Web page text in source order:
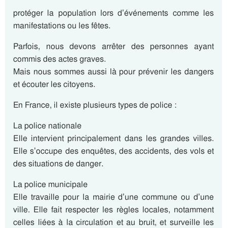
protéger la population lors d’événements comme les
manifestations ou les fêtes.
Parfois, nous devons arrêter des personnes ayant
commis des actes graves.
Mais nous sommes aussi là pour prévenir les dangers
et écouter les citoyens.
En France, il existe plusieurs types de police :
La police nationale
Elle intervient principalement dans les grandes villes.
Elle s’occupe des enquêtes, des accidents, des vols et
des situations de danger.
La police municipale
Elle travaille pour la mairie d’une commune ou d’une
ville. Elle fait respecter les règles locales, notamment
celles liées à la circulation et au bruit, et surveille les